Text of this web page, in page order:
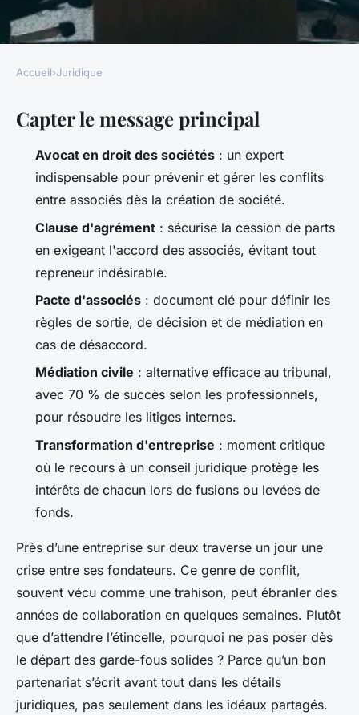
Top stratégies pour prévenir
les conflits entre associés
Léopoldine•02/04/2026 15:14•8 min de lecture
Accueil›Juridique
Capter le message principal
Avocat en droit des sociétés : un expert
indispensable pour prévenir et gérer les conflits
entre associés dès la création de société.
Clause d'agrément : sécurise la cession de parts
en exigeant l'accord des associés, évitant tout
repreneur indésirable.
Pacte d'associés : document clé pour définir les
règles de sortie, de décision et de médiation en
cas de désaccord.
Médiation civile : alternative efficace au tribunal,
avec 70 % de succès selon les professionnels,
pour résoudre les litiges internes.
Transformation d'entreprise : moment critique
où le recours à un conseil juridique protège les
intérêts de chacun lors de fusions ou levées de
fonds.
Près d’une entreprise sur deux traverse un jour une
crise entre ses fondateurs. Ce genre de conflit,
souvent vécu comme une trahison, peut ébranler des
années de collaboration en quelques semaines. Plutôt
que d’attendre l’étincelle, pourquoi ne pas poser dès
le départ des garde-fous solides ? Parce qu’un bon
partenariat s’écrit avant tout dans les détails
juridiques, pas seulement dans les idéaux partagés.